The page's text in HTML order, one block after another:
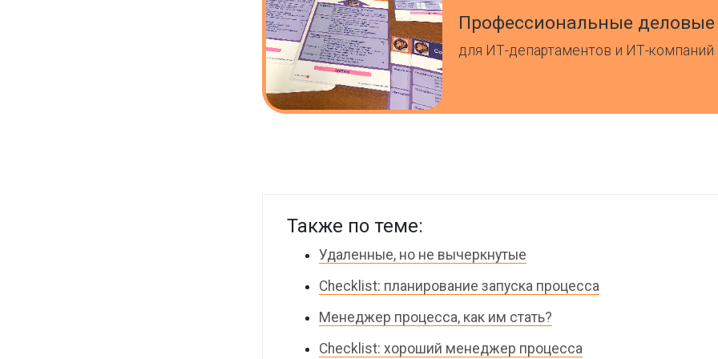
Профессиональные
для ИТ-департаментов и ИТ-компаний
Также по теме:
Удаленные, но не вычеркнутые
Checklist: планирование запуска процесса
Менеджер процесса, как им стать?
Checklist: хороший менеджер процесса